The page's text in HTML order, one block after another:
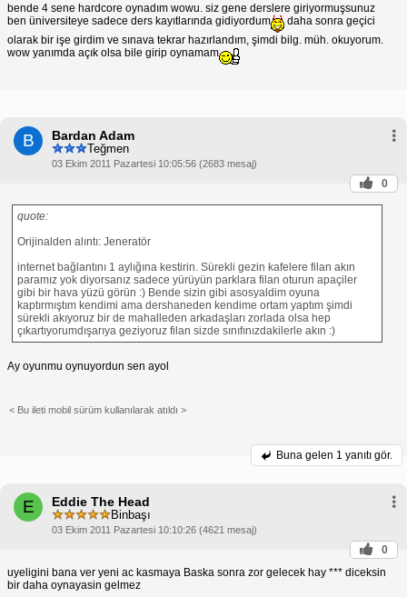
bende 4 sene hardcore oynadım wowu. siz gene derslere giriyormuşsunuz
ben üniversiteye sadece ders kayıtlarında gidiyordum
daha sonra geçici
olarak bir işe girdim ve sınava tekrar hazırlandım, şimdi bilg. müh. okuyorum.
wow yanımda açık olsa bile girip oynamam
B Bardan Adam
Teğmen
03 Ekim 2011 Pazartesi 10:05:56 (2683 mesaj)
0
quote:
Orijinalden alıntı: Jeneratör
internet bağlantını 1 aylığına kestirin. Sürekli gezin kafelere filan akın
paramız yok diyorsanız sadece yürüyün parklara filan oturun apaçiler
gibi bir hava yüzü görün :) Bende sizin gibi asosyaldim oyuna
kaptırmıştım kendimi ama dershaneden kendime ortam yaptım şimdi
sürekli akıyoruz bir de mahalleden arkadaşları zorlada olsa hep
çıkartıyorumdışarıya geziyoruz filan sizde sınıfınızdakilerle akın :)
Ay oyunmu oynuyordun sen ayol
< Bu ileti mobil sürüm kullanılarak atıldı >
Buna gelen 1 yanıtı gör.
E Eddie The Head
Binbaşı
03 Ekim 2011 Pazartesi 10:10:26 (4621 mesaj)
0
uyeligini bana ver yeni ac kasmaya Baska sonra zor gelecek hay *** diceksin
bir daha oynayasin gelmez